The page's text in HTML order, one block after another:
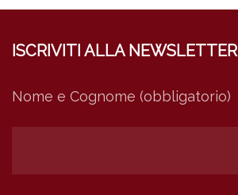
ISCRIVITI ALLA NEWSLETTER
Nome e Cognome (obbligatorio)